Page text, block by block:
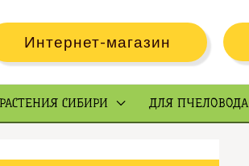
Интернет-магазин
СИБИРИ ДЛЯ ПЧЕЛОВОДА